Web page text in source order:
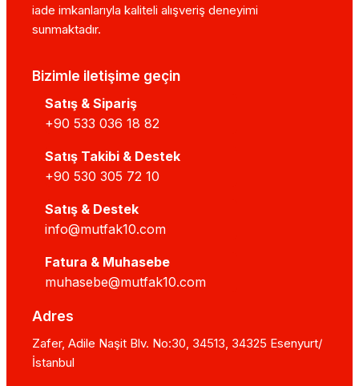
iade imkanlarıyla kaliteli alışveriş deneyimi
sunmaktadır.
Bizimle iletişime geçin
Satış & Sipariş
+90 533 036 18 82
Satış Takibi & Destek
+90 530 305 72 10
Satış & Destek
info@mutfak10.com
Fatura & Muhasebe
muhasebe@mutfak10.com
Adres
Zafer, Adile Naşit Blv. No:30, 34513, 34325 Esenyurt/
İstanbul